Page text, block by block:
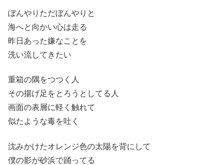
ぼんやりただぼんやりと
海へと向かい心は走る
昨日あった嫌なことを
洗い流してきたい
重箱の隅をつつく人
その揚げ足をとろうとしてる人
画面の表層に軽く触れて
似たような毒を吐く
沈みかけたオレンジ色の太陽を背にして
僕の影が砂浜で踊ってる